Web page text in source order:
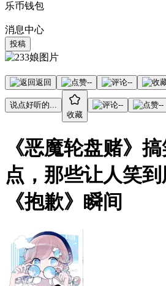
乐币钱包
消息中心
投稿
返回 -- --
说点好听的...
收藏
-- --
《恶魔轮盘赌》
点，那些让人笑
《抱歉》瞬间